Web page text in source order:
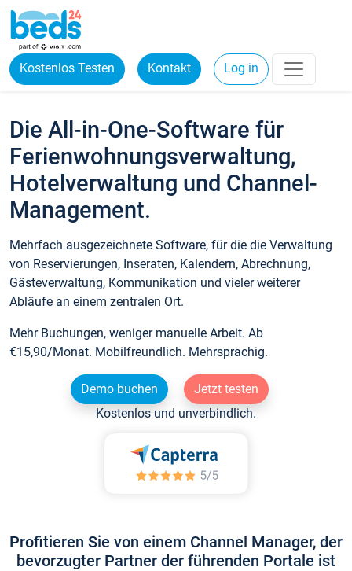
Kostenlos Testen Kontakt Log in
Die All-in-One-Software für
Ferienwohnungsverwaltung,
Hotelverwaltung und Channel-
Management.
Mehrfach ausgezeichnete Software, für die die Verwaltung
von Reservierungen, Inseraten, Kalendern, Abrechnung,
Gästeverwaltung, Kommunikation und vieler weiterer
Abläufe an einem zentralen Ort.
Mehr Buchungen, weniger manuelle Arbeit. Ab
€15,90/Monat. Mobilfreundlich. Mehrsprachig.
Demo buchen
Jetzt testen
Kostenlos und unverbindlich.
Profitieren Sie von einem Channel Manager, der
bevorzugter Partner der führenden Portale ist